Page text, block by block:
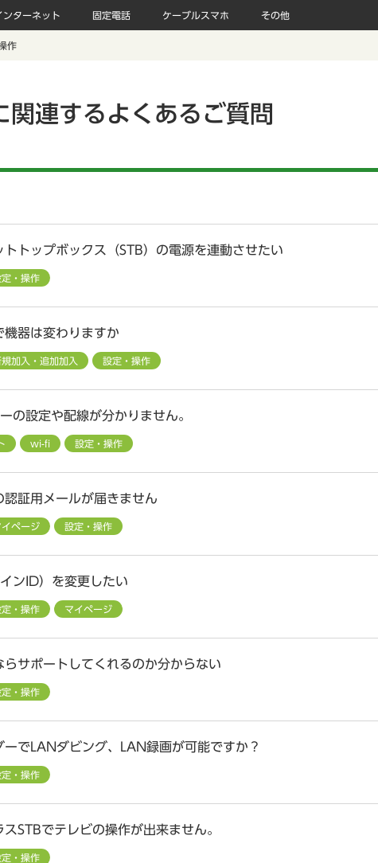
ンターネット 固定電話 ケーブルスマホ その他
作
関連するよくあるご質問
トトップボックス（STB）の電源を連動させたい
定・操作
機器は変わりますか
加入・追加加入 設定・操作
の設定や配線が分かりません。
wi-fi 設定・操作
認証用メールが届きません
イページ 設定・操作
ンID）を変更したい
定・操作 マイページ
らサポートしてくれるのか分からない
定・操作
ーでLANダビング、LAN録画が可能ですか？
定・操作
STBでテレビの操作が出来ません。
定・操作